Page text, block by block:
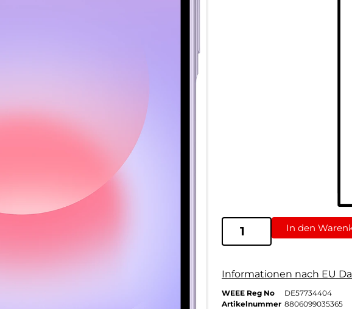
In den
Informationen nach EU
WEEE Reg No
DE57734404
Artikelnummer 8806099035365